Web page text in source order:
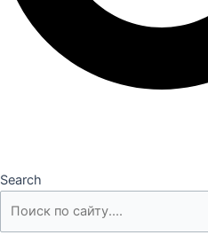
Search